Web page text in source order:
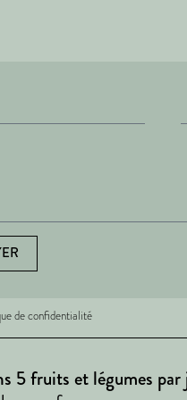
de confidentialité
5 fruits et légumes par